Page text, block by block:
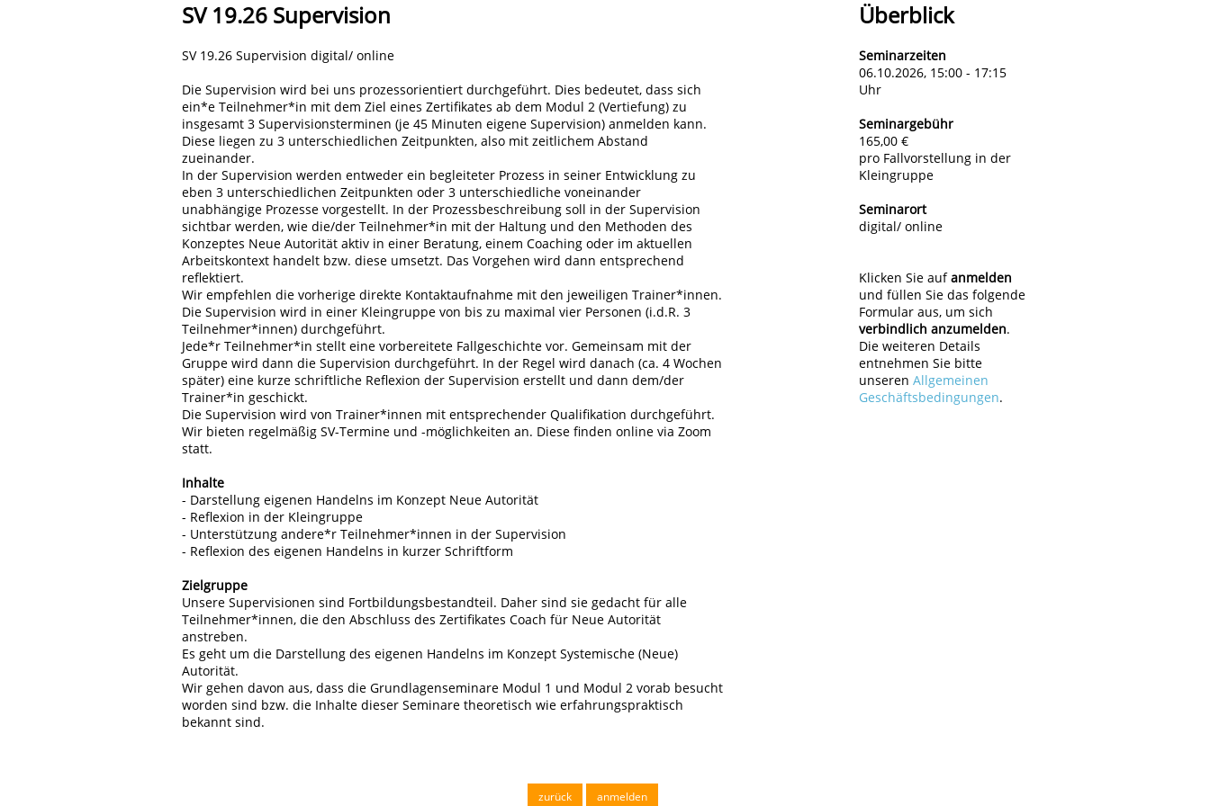
SV 19.26 Supervision
SV 19.26 Supervision digital/ online
Die Supervision wird bei uns prozessorientiert durchgeführt. Dies bedeutet, dass sich
ein*e Teilnehmer*in mit dem Ziel eines Zertifikates ab dem Modul 2 (Vertiefung) zu
insgesamt 3 Supervisionsterminen (je 45 Minuten eigene Supervision) anmelden kann.
Diese liegen zu 3 unterschiedlichen Zeitpunkten, also mit zeitlichem Abstand
zueinander.
In der Supervision werden entweder ein begleiteter Prozess in seiner Entwicklung zu
eben 3 unterschiedlichen Zeitpunkten oder 3 unterschiedliche voneinander
unabhängige Prozesse vorgestellt. In der Prozessbeschreibung soll in der Supervision
sichtbar werden, wie die/der Teilnehmer*in mit der Haltung und den Methoden des
Konzeptes Neue Autorität aktiv in einer Beratung, einem Coaching oder im aktuellen
Arbeitskontext handelt bzw. diese umsetzt. Das Vorgehen wird dann entsprechend
reflektiert.
Wir empfehlen die vorherige direkte Kontaktaufnahme mit den jeweiligen Trainer*innen.
Die Supervision wird in einer Kleingruppe von bis zu maximal vier Personen (i.d.R. 3
Teilnehmer*innen) durchgeführt.
Jede*r Teilnehmer*in stellt eine vorbereitete Fallgeschichte vor. Gemeinsam mit der
Gruppe wird dann die Supervision durchgeführt. In der Regel wird danach (ca. 4 Wochen
später) eine kurze schriftliche Reflexion der Supervision erstellt und dann dem/der
Trainer*in geschickt.
Die Supervision wird von Trainer*innen mit entsprechender Qualifikation durchgeführt.
Wir bieten regelmäßig SV-Termine und -möglichkeiten an. Diese finden online via Zoom
statt.
Inhalte
- Darstellung eigenen Handelns im Konzept Neue Autorität
- Reflexion in der Kleingruppe
- Unterstützung andere*r Teilnehmer*innen in der Supervision
- Reflexion des eigenen Handelns in kurzer Schriftform
Zielgruppe
Unsere Supervisionen sind Fortbildungsbestandteil. Daher sind sie gedacht für alle
Teilnehmer*innen, die den Abschluss des Zertifikates Coach für Neue Autorität
anstreben.
Es geht um die Darstellung des eigenen Handelns im Konzept Systemische (Neue)
Autorität.
Wir gehen davon aus, dass die Grundlagenseminare Modul 1 und Modul 2 vorab besucht
worden sind bzw. die Inhalte dieser Seminare theoretisch wie erfahrungspraktisch
bekannt sind.
Überblick
Seminarzeiten
06.10.2026, 15:00 - 17:15
Uhr
Seminargebühr
165,00 €
pro Fallvorstellung in der
Kleingruppe
Seminarort
digital/ online
Klicken Sie aufanmelden
und füllen Sie das folgende
Formular aus, um sich
verbindlich anzumelden.
Die weiteren Details
entnehmen Sie bitte
unserenAllgemeinen
Geschäftsbedingungen.
anmelden